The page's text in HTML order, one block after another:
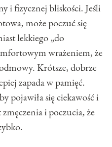
i fizycznej bliskości. Jeśli
może poczuć się
lekkiego „do
wrażeniem, że
Krótsze, dobrze
zapada w pamięć.
pojawiła się ciekawość i
zmęczenia i poczucia, że